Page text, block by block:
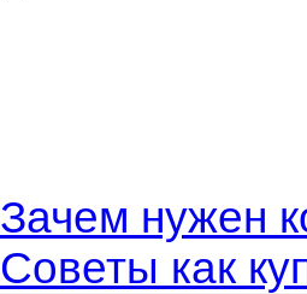
Зачем нужен
Советы как